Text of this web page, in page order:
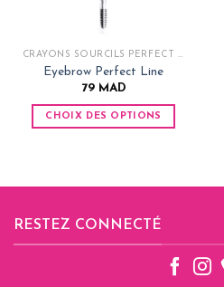
CRAYONS SOURCILS PERFECT LINE
Eyebrow Perfect Line
79 MAD
CHOIX DES OPTIONS
variations.
Les
RESTEZ CONNECTÉ